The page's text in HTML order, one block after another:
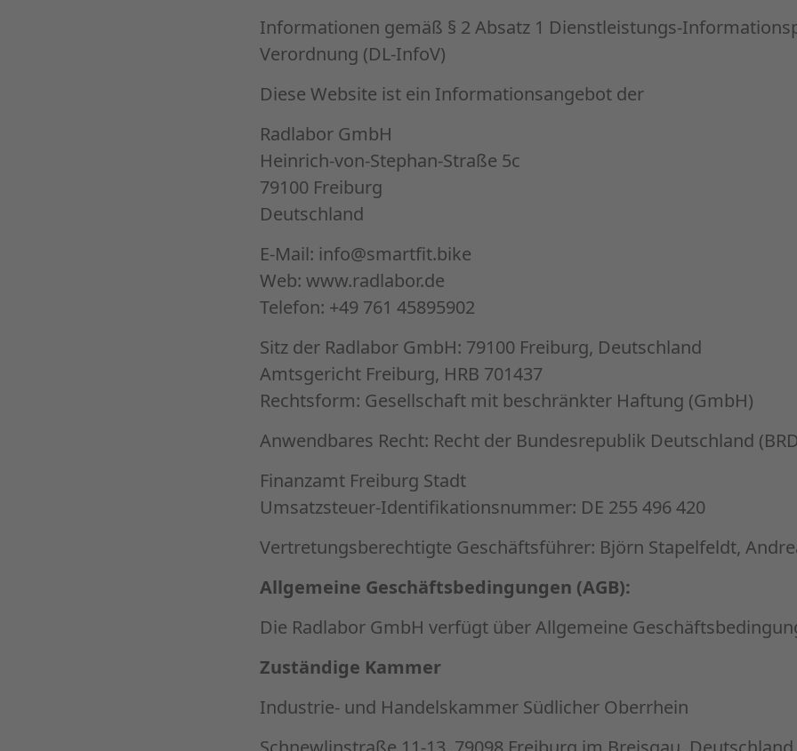
Informationen gemäß § 2 Absatz 1 Dienstleistungs-
Verordnung (DL-InfoV)
Diese Website ist ein Informationsangebot der
Radlabor GmbH
Heinrich-von-Stephan-Straße 5c
79100 Freiburg
Deutschland
E-Mail: info@smartfit.bike
Web: www.radlabor.de
Telefon: +49 761 45895902
Sitz der Radlabor GmbH: 79100 Freiburg, Deutschland
Amtsgericht Freiburg, HRB 701437
Rechtsform: Gesellschaft mit beschränkter Haftung (GmbH)
Anwendbares Recht: Recht der Bundesrepublik Deutschland
Finanzamt Freiburg Stadt
Umsatzsteuer-Identifikationsnummer: DE 255 496 420
Vertretungsberechtigte Geschäftsführer: Björn Stapelfeldt,
Allgemeine Geschäftsbedingungen (AGB):
Die Radlabor GmbH verfügt über Allgemeine
Zuständige Kammer
Industrie- und Handelskammer Südlicher Oberrhein